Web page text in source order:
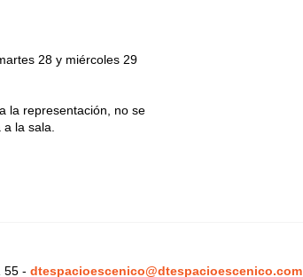
28 y miércoles 29
la representación, no se
la sala.
55 - dtespacioescenico@dtespacioescenico.com